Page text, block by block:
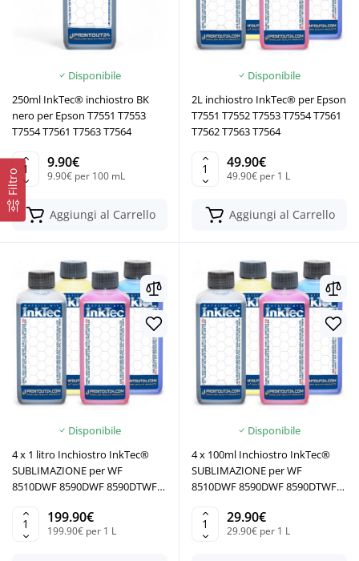
Filtro
Disponibile
250ml InkTec® inchiostro BK
nero per Epson T7551 T7553
T7554 T7561 T7563 T7564
9.90€
9.90€ per 100 mL
Aggiungi al Carrello
Disponibile
2L inchiostro InkTec® per Epson
T7551 T7552 T7553 T7554 T7561
T7562 T7563 T7564
49.90€
49.90€ per 1 L
Aggiungi al Carrello
Disponibile
4 x 1 litro Inchiostro InkTec®
SUBLIMAZIONE per WF
8510DWF 8590DWF 8590DTWF
199.90€
199.90€ per 1 L
Disponibile
4 x 100ml Inchiostro InkTec®
SUBLIMAZIONE per WF
8510DWF 8590DWF 8590DTWF
29.90€
29.90€ per 1 L